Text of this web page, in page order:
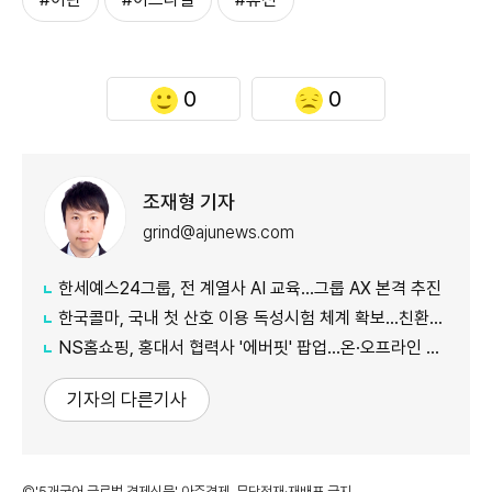
0 0
조재형 기자
grind@ajunews.com
한세예스24그룹, 전 계열사 AI 교육…그룹 AX 본격 추진
한국콜마, 국내 첫 산호 이용 독성시험 체계 확보…친환경 선케어 공략
NS홈쇼핑, 홍대서 협력사 '에버핏' 팝업…온·오프라인 판로 지원
기자의 다른기사